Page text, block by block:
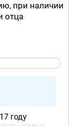
при наличии
отца
году